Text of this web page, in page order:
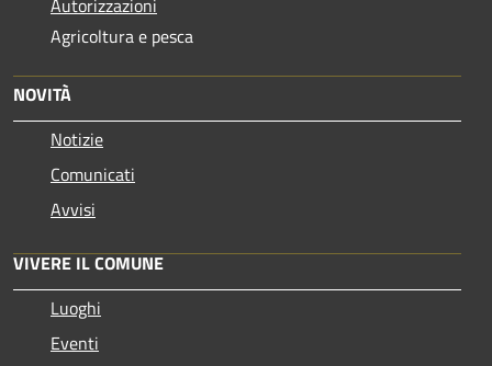
Autorizzazioni
Agricoltura e pesca
NOVITÀ
Notizie
Comunicati
Avvisi
VIVERE IL COMUNE
Luoghi
Eventi